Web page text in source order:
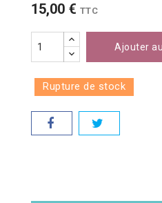
15,00 € TTC
Ajouter
Rupture de stock